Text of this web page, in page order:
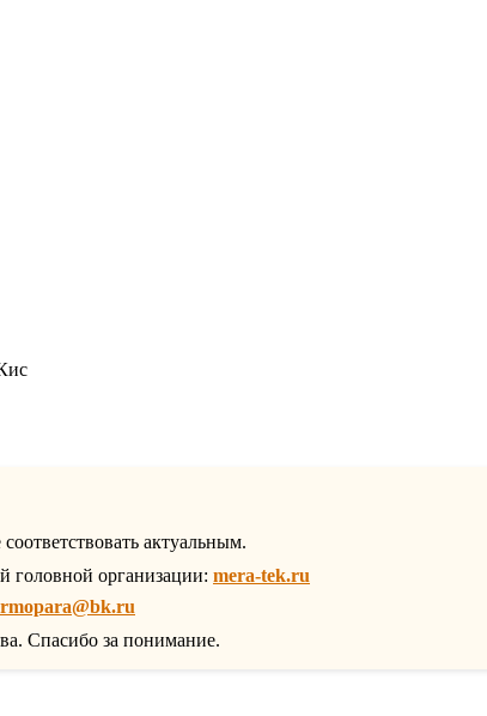
актуальным.
головной организации: mera-tek.ru
Спасибо за понимание.